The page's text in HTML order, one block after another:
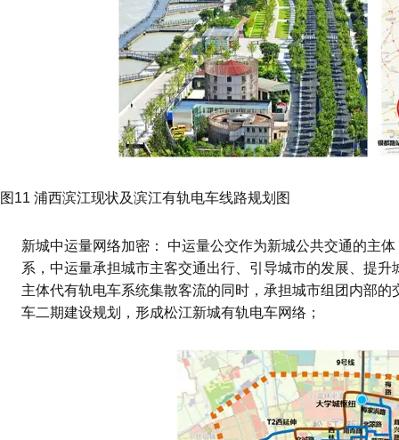
图11 浦西滨江现状及滨江有轨电车线路规划图
新城中运量网络加密： 中运量公交作为新城公共交通的主
系，中运量承担城市主客交通出行、引导城市的发展、提
主体代有轨电车系统集散客流的同时，承担城市组团内部
车二期建设规划，形成松江新城有轨电车网络；